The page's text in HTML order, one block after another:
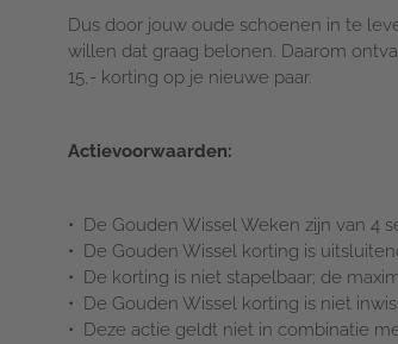
Dus door jouw oude schoenen in te
willen dat graag belonen. Daarom
15,- korting op je nieuwe paar.
Actievoorwaarden:
De Gouden Wissel Weken zijn van 4
De Gouden Wissel korting is
De korting is niet stapelbaar; de
De Gouden Wissel korting is niet
Deze actie geldt niet in combinatie